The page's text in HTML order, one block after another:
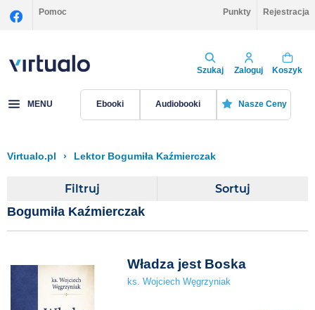
Pomoc Punkty Rejestracja
Szukaj Zaloguj Koszyk
MENU Ebooki Audiobooki Nasze Ceny
Virtualo.pl › Lektor Bogumiła Kaźmierczak
Filtruj Sortuj
Bogumiła Kaźmierczak
Władza jest Boska
ks. Wojciech Węgrzyniak